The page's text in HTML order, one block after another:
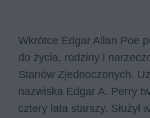
Wkrótce Edgar Allan Poe
do życia, rodziny i
Stanów Zjednoczonych.
nazwiska Edgar A. Perry
cztery lata starszy. Służył